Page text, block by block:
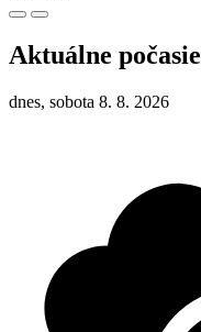
Aktuálne počasie
dnes, sobota 8. 8. 2026